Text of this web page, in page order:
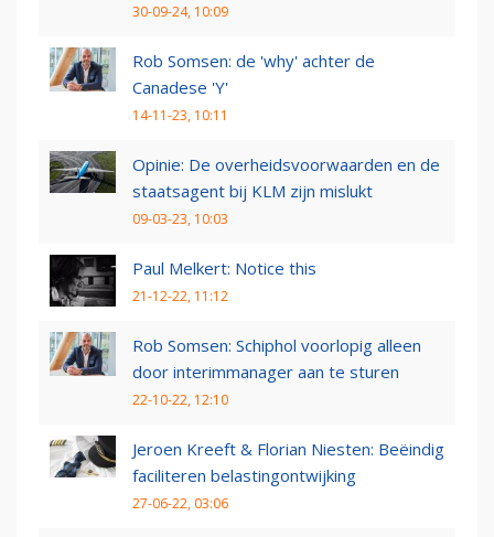
30-09-24, 10:09
Rob Somsen: de 'why' achter de
Canadese 'Y'
14-11-23, 10:11
Opinie: De overheidsvoorwaarden en de
staatsagent bij KLM zijn mislukt
09-03-23, 10:03
Paul Melkert: Notice this
21-12-22, 11:12
Rob Somsen: Schiphol voorlopig alleen
door interimmanager aan te sturen
22-10-22, 12:10
Jeroen Kreeft & Florian Niesten: Beëindig
faciliteren belastingontwijking
27-06-22, 03:06